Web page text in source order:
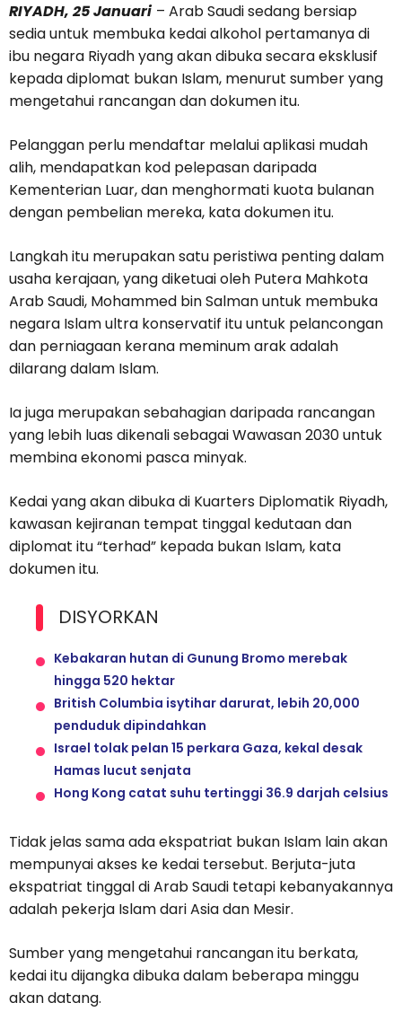
RIYADH, 25 Januari – Arab Saudi sedang bersiap
sedia untuk membuka kedai alkohol pertamanya di
ibu negara Riyadh yang akan dibuka secara eksklusif
kepada diplomat bukan Islam, menurut sumber yang
mengetahui rancangan dan dokumen itu.
Pelanggan perlu mendaftar melalui aplikasi mudah
alih, mendapatkan kod pelepasan daripada
Kementerian Luar, dan menghormati kuota bulanan
dengan pembelian mereka, kata dokumen itu.
Langkah itu merupakan satu peristiwa penting dalam
usaha kerajaan, yang diketuai oleh Putera Mahkota
Arab Saudi, Mohammed bin Salman untuk membuka
negara Islam ultra konservatif itu untuk pelancongan
dan perniagaan kerana meminum arak adalah
dilarang dalam Islam.
Ia juga merupakan sebahagian daripada rancangan
yang lebih luas dikenali sebagai Wawasan 2030 untuk
membina ekonomi pasca minyak.
Kedai yang akan dibuka di Kuarters Diplomatik Riyadh,
kawasan kejiranan tempat tinggal kedutaan dan
diplomat itu “terhad” kepada bukan Islam, kata
dokumen itu.
DISYORKAN
Kebakaran hutan di Gunung Bromo merebak
hingga 520 hektar
British Columbia isytihar darurat, lebih 20,000
penduduk dipindahkan
Israel tolak pelan 15 perkara Gaza, kekal desak
Hamas lucut senjata
Hong Kong catat suhu tertinggi 36.9 darjah celsius
Tidak jelas sama ada ekspatriat bukan Islam lain akan
mempunyai akses ke kedai tersebut. Berjuta-juta
ekspatriat tinggal di Arab Saudi tetapi kebanyakannya
adalah pekerja Islam dari Asia dan Mesir.
Sumber yang mengetahui rancangan itu berkata,
kedai itu dijangka dibuka dalam beberapa minggu
akan datang.